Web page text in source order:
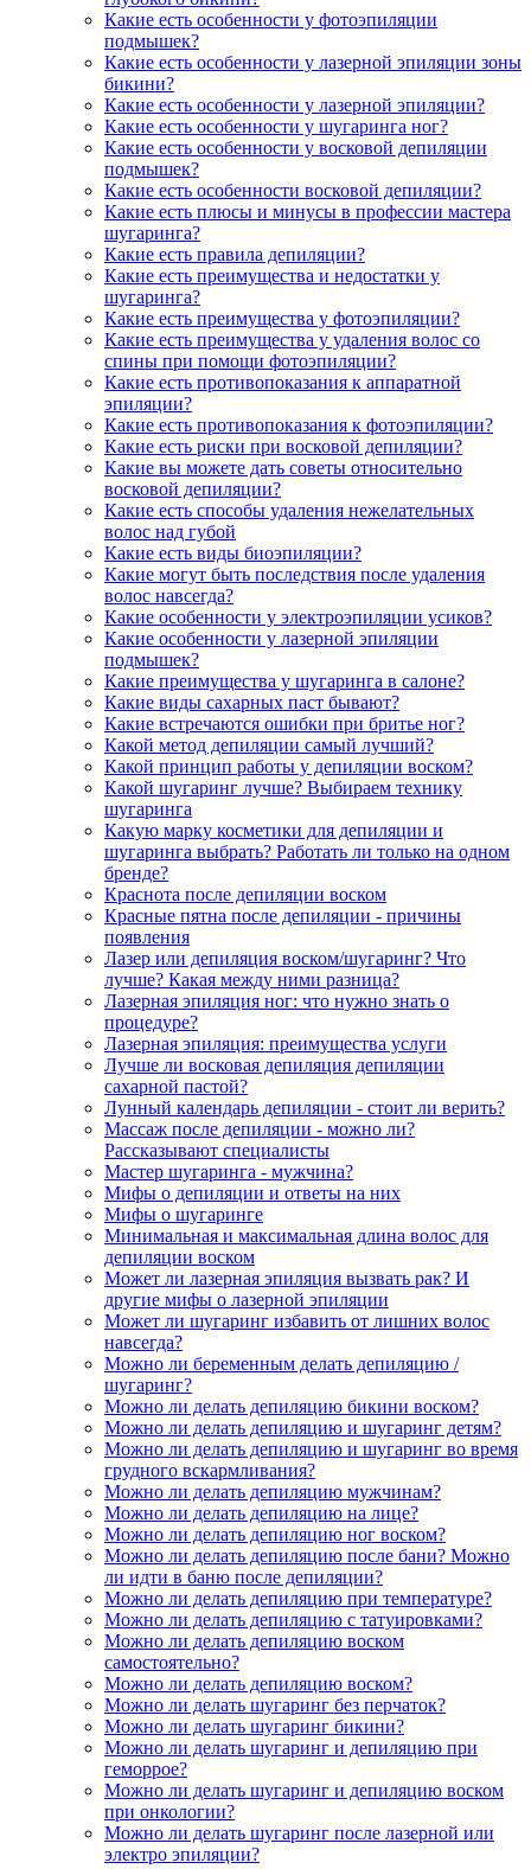
Какие есть особенности у фотоэпиляции
подмышек?
Какие есть особенности у лазерной эпиляции зоны
бикини?
Какие есть особенности у лазерной эпиляции?
Какие есть особенности у шугаринга ног?
Какие есть особенности у восковой депиляции
подмышек?
Какие есть особенности восковой депиляции?
Какие есть плюсы и минусы в профессии мастера
шугаринга?
Какие есть правила депиляции?
Какие есть преимущества и недостатки у
шугаринга?
Какие есть преимущества у фотоэпиляции?
Какие есть преимущества у удаления волос со
спины при помощи фотоэпиляции?
Какие есть противопоказания к аппаратной
эпиляции?
Какие есть противопоказания к фотоэпиляции?
Какие есть риски при восковой депиляции?
Какие вы можете дать советы относительно
восковой депиляции?
Какие есть способы удаления нежелательных
волос над губой
Какие есть виды биоэпиляции?
Какие могут быть последствия после удаления
волос навсегда?
Какие особенности у электроэпиляции усиков?
Какие особенности у лазерной эпиляции
подмышек?
Какие преимущества у шугаринга в салоне?
Какие виды сахарных паст бывают?
Какие встречаются ошибки при бритье ног?
Какой метод депиляции самый лучший?
Какой принцип работы у депиляции воском?
Какой шугаринг лучше? Выбираем технику
шугаринга
Какую марку косметики для депиляции и
шугаринга выбрать? Работать ли только на одном
бренде?
Краснота после депиляции воском
Красные пятна после депиляции - причины
появления
Лазер или депиляция воском/шугаринг? Что
лучше? Какая между ними разница?
Лазерная эпиляция ног: что нужно знать о
процедуре?
Лазерная эпиляция: преимущества услуги
Лучше ли восковая депиляция депиляции
сахарной пастой?
Лунный календарь депиляции - стоит ли верить?
Массаж после депиляции - можно ли?
Рассказывают специалисты
Мастер шугаринга - мужчина?
Мифы о депиляции и ответы на них
Мифы о шугаринге
Минимальная и максимальная длина волос для
депиляции воском
Может ли лазерная эпиляция вызвать рак? И
другие мифы о лазерной эпиляции
Может ли шугаринг избавить от лишних волос
навсегда?
Можно ли беременным делать депиляцию /
шугаринг?
Можно ли делать депиляцию бикини воском?
Можно ли делать депиляцию и шугаринг детям?
Можно ли делать депиляцию и шугаринг во время
грудного вскармливания?
Можно ли делать депиляцию мужчинам?
Можно ли делать депиляцию на лице?
Можно ли делать депиляцию ног воском?
Можно ли делать депиляцию после бани? Можно
ли идти в баню после депиляции?
Можно ли делать депиляцию при температуре?
Можно ли делать депиляцию с татуировками?
Можно ли делать депиляцию воском
самостоятельно?
Можно ли делать депиляцию воском?
Можно ли делать шугаринг без перчаток?
Можно ли делать шугаринг бикини?
Можно ли делать шугаринг и депиляцию при
геморрое?
Можно ли делать шугаринг и депиляцию воском
при онкологии?
Можно ли делать шугаринг после лазерной или
электро эпиляции?